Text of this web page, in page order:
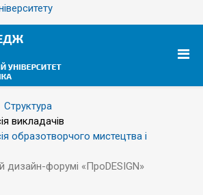
Структура
викладачів
образотворчого мистецтва і
дизайн-форумі «ПроDESIGN»